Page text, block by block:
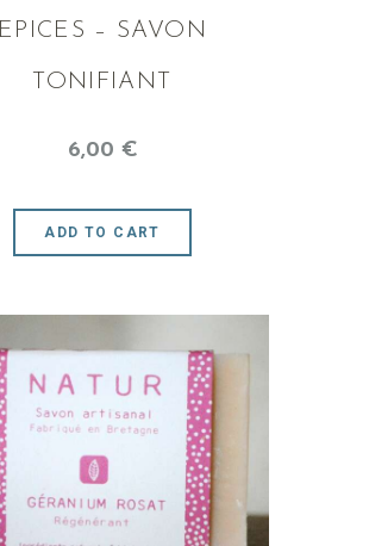
EPICES – SAVON
TONIFIANT
6,00 €
ADD TO CART